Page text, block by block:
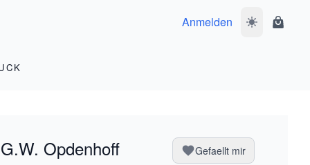
Anmelden
Opdenhoff Gefaellt mir